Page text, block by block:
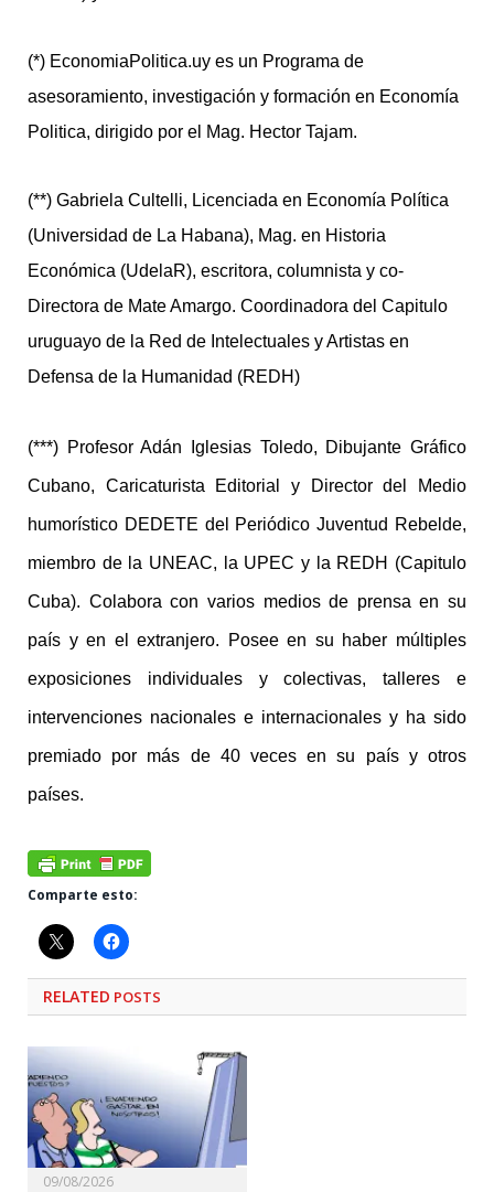
(*) EconomiaPolitica.uy es un Programa de
asesoramiento, investigación y formación en Economía
Politica, dirigido por el Mag. Hector Tajam.
(**) Gabriela Cultelli, Licenciada en Economía Política
(Universidad de La Habana), Mag. en Historia
Económica (UdelaR), escritora, columnista y co-
Directora de Mate Amargo. Coordinadora del Capitulo
uruguayo de la Red de Intelectuales y Artistas en
Defensa de la Humanidad (REDH)
(***) Profesor Adán Iglesias Toledo, Dibujante Gráfico
Cubano, Caricaturista Editorial y Director del Medio
humorístico DEDETE del Periódico Juventud Rebelde,
miembro de la UNEAC, la UPEC y la REDH (Capitulo
Cuba). Colabora con varios medios de prensa en su
país y en el extranjero. Posee en su haber múltiples
exposiciones individuales y colectivas, talleres e
intervenciones nacionales e internacionales y ha sido
premiado por más de 40 veces en su país y otros
países.
Comparte esto:
RELATED POSTS
09/08/2026